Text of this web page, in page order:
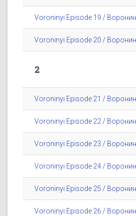
Voroninyi Episode 19 /
Voroninyi Episode 20 /
2
Voroninyi Episode 21 /
Voroninyi Episode 22 /
Voroninyi Episode 23 /
Voroninyi Episode 24 /
Voroninyi Episode 25 /
Voroninyi Episode 26 /